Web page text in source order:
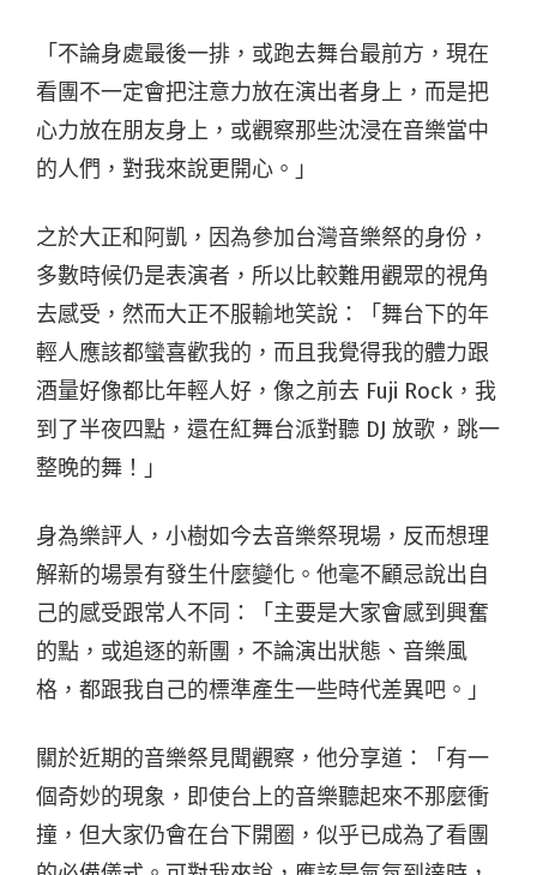
「不論身處最後一排，或跑去舞台最前方，現在
看團不一定會把注意力放在演出者身上，而是把
心力放在朋友身上，或觀察那些沈浸在音樂當中
的人們，對我來說更開心。」
之於大正和阿凱，因為參加台灣音樂祭的身份，
多數時候仍是表演者，所以比較難用觀眾的視角
去感受，然而大正不服輸地笑說：「舞台下的年
輕人應該都蠻喜歡我的，而且我覺得我的體力跟
酒量好像都比年輕人好，像之前去 Fuji Rock，我
到了半夜四點，還在紅舞台派對聽 DJ 放歌，跳一
整晚的舞！」
身為樂評人，小樹如今去音樂祭現場，反而想理
解新的場景有發生什麼變化。他毫不顧忌說出自
己的感受跟常人不同：「主要是大家會感到興奮
的點，或追逐的新團，不論演出狀態、音樂風
格，都跟我自己的標準產生一些時代差異吧。」
關於近期的音樂祭見聞觀察，他分享道：「有一
個奇妙的現象，即使台上的音樂聽起來不那麼衝
撞，但大家仍會在台下開圈，似乎已成為了看團